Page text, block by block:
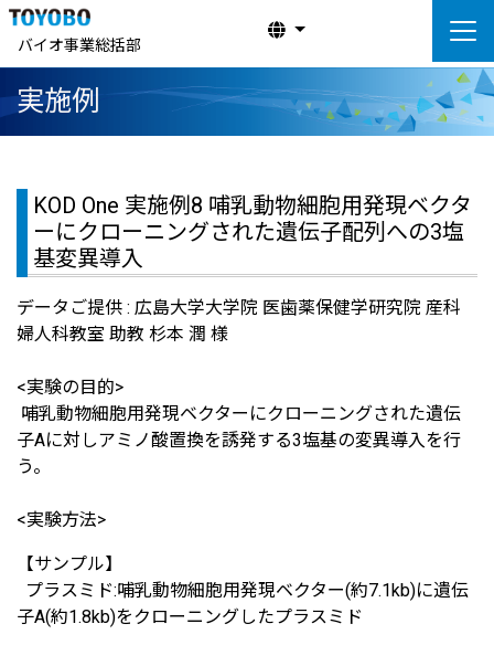
バイオ事業総括部
実施例
KOD One 実施例8 哺乳動物細胞用発現ベクタ
ーにクローニングされた遺伝子配列への3塩
基変異導入
データご提供 : 広島大学大学院 医歯薬保健学研究院 産科
婦人科教室 助教 杉本 潤 様
<実験の目的>
哺乳動物細胞用発現ベクターにクローニングされた遺伝
子Aに対しアミノ酸置換を誘発する3塩基の変異導入を行
う。
<実験方法>
【サンプル】
プラスミド:哺乳動物細胞用発現ベクター(約7.1kb)に遺伝
子A(約1.8kb)をクローニングしたプラスミド